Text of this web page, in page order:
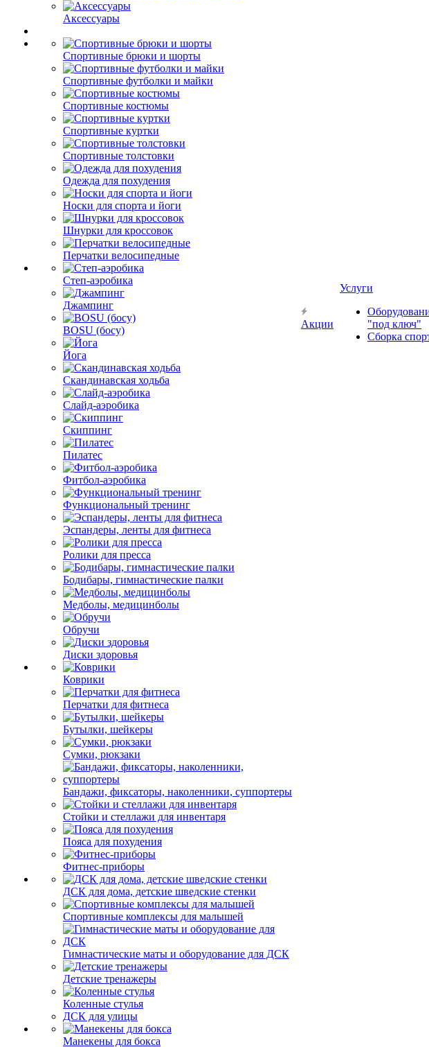
Аксессуары
Спортивные брюки и шорты
Спортивные футболки и майки
Спортивные костюмы
Спортивные куртки
Спортивные толстовки
Одежда для похудения
Носки для спорта и йоги
Шнурки для кроссовок
Перчатки велосипедные
Степ-аэробика
Джампинг
BOSU (босу)
Йога
Скандинавская ходьба
Слайд-аэробика
Скиппинг
Пилатес
Фитбол-аэробика
Функциональный тренинг
Эспандеры, ленты для фитнеса
Ролики для пресса
Бодибары, гимнастические палки
Медболы, медицинболы
Обручи
Диски здоровья
Коврики
Перчатки для фитнеса
Бутылки, шейкеры
Сумки, рюкзаки
Бандажи, фиксаторы, наколенники, суппортеры
Стойки и стеллажи для инвентаря
Пояса для похудения
Фитнес-приборы
ДСК для дома, детские шведские стенки
Спортивные комплексы для малышей
Гимнастические маты и оборудование для ДСК
Детские тренажеры
Коленные стулья
ДСК для улицы
Манекены для бокса
Акции
Услуги
"под ключ"
Сборка